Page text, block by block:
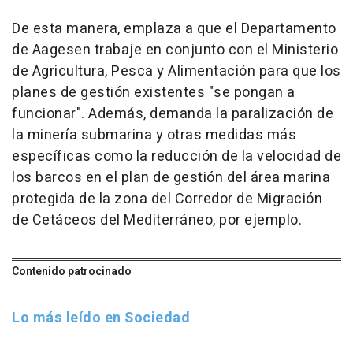
De esta manera, emplaza a que el Departamento
de Aagesen trabaje en conjunto con el Ministerio
de Agricultura, Pesca y Alimentación para que los
planes de gestión existentes "se pongan a
funcionar". Además, demanda la paralización de
la minería submarina y otras medidas más
específicas como la reducción de la velocidad de
los barcos en el plan de gestión del área marina
protegida de la zona del Corredor de Migración
de Cetáceos del Mediterráneo, por ejemplo.
Contenido patrocinado
Lo más leído en Sociedad